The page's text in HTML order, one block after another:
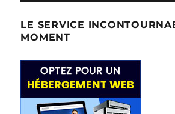
LE SERVICE
MOMENT